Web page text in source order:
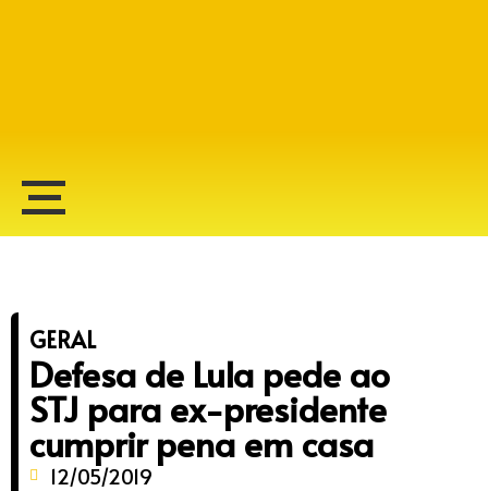
GERAL
Defesa de Lula pede ao
STJ para ex-presidente
cumprir pena em casa
12/05/2019